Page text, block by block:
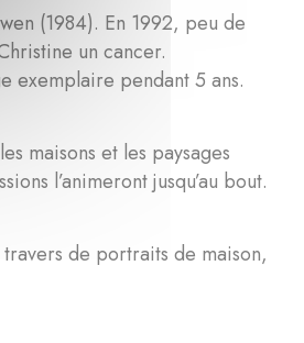
(1984). En 1992, peu de
un cancer.
exemplaire pendant 5 ans.
maisons et les paysages
l’animeront jusqu’au bout.
de portraits de maison,